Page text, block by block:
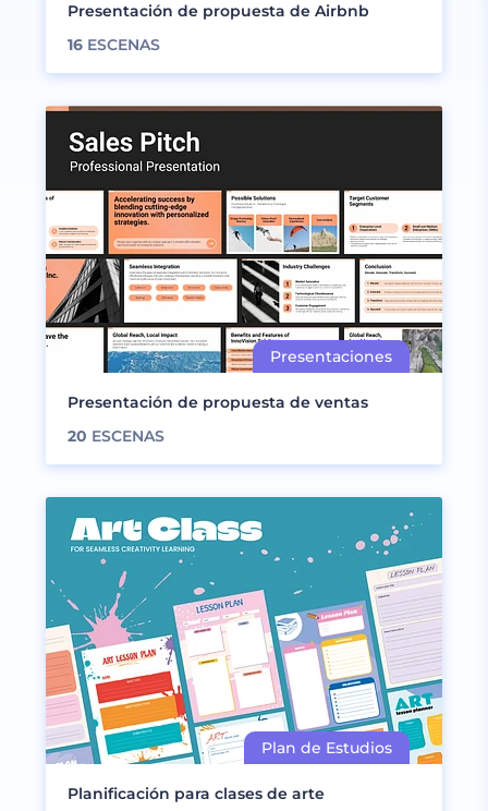
Presentación de propuesta de Airbnb
16 ESCENAS
Presentación de propuesta de ventas
20 ESCENAS
Planificación para clases de arte